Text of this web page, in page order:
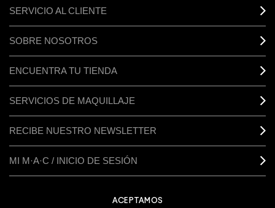
SERVICIO AL CLIENTE
SOBRE NOSOTROS
ENCUENTRA TU TIENDA
SERVICIOS DE MAQUILLAJE
RECIBE NUESTRO NEWSLETTER
MI M·A·C / INICIO DE SESIÓN
ACEPTAMOS